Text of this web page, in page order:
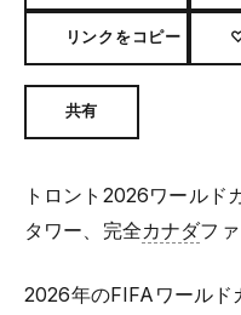
リンクをコピー
共有
トロント2026ワールド
タワー、完全カナダフ
2026年のFIFAワールド